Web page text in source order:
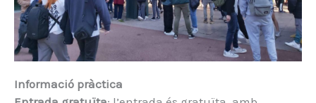
Informació pràctica